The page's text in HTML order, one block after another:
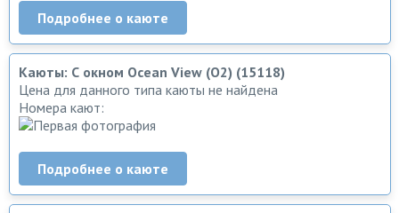
Подробнее о каюте
Каюты: С окном Ocean View (O2) (15118)
Цена для данного типа каюты не найдена
Номера кают:
Подробнее о каюте